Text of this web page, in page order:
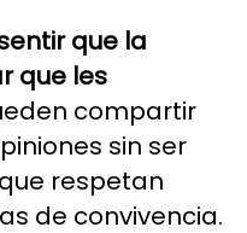
que la
que les
compartir
sin ser
respetan
de convivencia.